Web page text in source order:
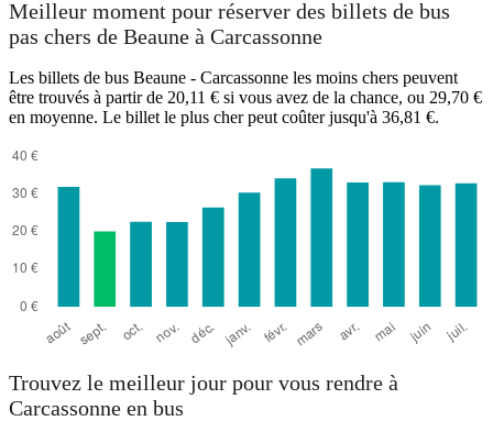
Carcassonne
Meilleur moment pour réserver des billets de bus
pas chers de Beaune à Carcassonne
Les billets de bus Beaune - Carcassonne les moins chers peuvent
être trouvés à partir de 20,11 € si vous avez de la chance, ou 29,70 €
en moyenne. Le billet le plus cher peut coûter jusqu'à 36,81 €.
Trouvez le meilleur jour pour vous rendre à
Carcassonne en bus